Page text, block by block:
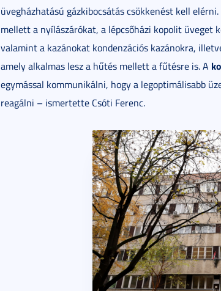
üvegházhatású gázkibocsátás csökkenést kell
mellett a nyílászárókat, a lépcsőházi kopolit üveget
valamint a kazánokat kondenzációs kazánokra,
amely alkalmas lesz a hűtés mellett a fűtésre is. A
egymással kommunikálni, hogy a legoptimálisabb
reagálni – ismertette Csóti Ferenc.